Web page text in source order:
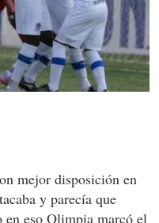
mejor disposición en
y parecía que
en eso Olimpia marcó el